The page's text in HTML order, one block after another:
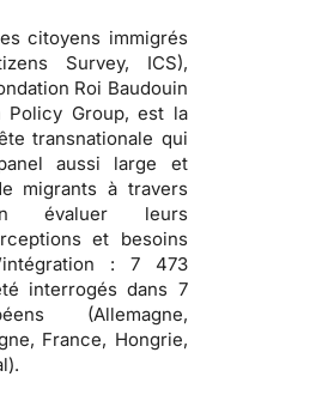
citoyens immigrés
Survey, ICS),
Roi Baudouin
Group, est la
transnationale qui
aussi large et
migrants à travers
évaluer leurs
et besoins
: 7 473
interrogés dans 7
(Allemagne,
France, Hongrie,